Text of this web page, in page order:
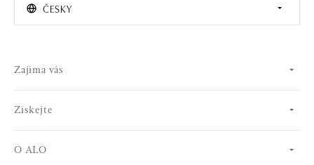
ČESKY
Zajíma vás
Získejte
O ALO